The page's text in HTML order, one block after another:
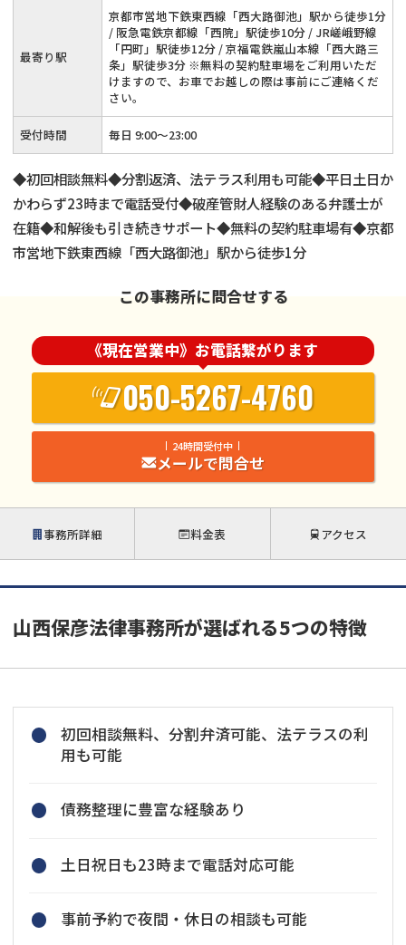
最寄り駅
京都市営地下鉄東西線「西大路御池」駅から徒歩1分
/ 阪急電鉄京都線「西院」駅徒歩10分 / JR嵯峨野線
「円町」駅徒歩12分 / 京福電鉄嵐山本線「西大路三
条」駅徒歩3分 ※無料の契約駐車場をご利用いただ
けますので、お車でお越しの際は事前にご連絡くだ
さい。
受付時間 毎日 9:00～23:00
◆初回相談無料◆分割返済、法テラス利用も可能◆平日土日か
かわらず23時まで電話受付◆破産管財人経験のある弁護士が
在籍◆和解後も引き続きサポート◆無料の契約駐車場有◆京都
市営地下鉄東西線「西大路御池」駅から徒歩1分
この事務所に問合せする
《現在営業中》お電話繋がります
050-5267-4760
24時間受付中
メールで問合せ
事務所詳細 料金表 アクセス
山西保彦法律事務所が選ばれる5つの特徴
初回相談無料、分割弁済可能、法テラスの利
用も可能
債務整理に豊富な経験あり
土日祝日も23時まで電話対応可能
事前予約で夜間・休日の相談も可能